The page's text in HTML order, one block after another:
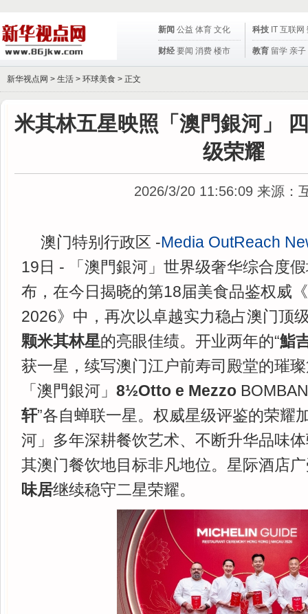
新闻 公益 体育 文化
财经 要闻 消费 楼市
科技 IT 互联网
教育 留学 亲子
新华视点网 > 生活 > 环球美食 > 正文
米其林五星映照「澳門銀河」
级荣耀
2026/3/20 11:56:09 来源：
澳门特别行政区 -Media OutReach
19日 - 「澳門銀河」世界级奢华综合度
布，在今日揭晓的第18届美食品鉴权威
2026》中，再次以卓越实力稳占澳门顶
颗米其林星的亮眼佳绩。开业两年的“鮨
获一星，续写澳门江户前寿司殿堂的璀
「澳門銀河」 8½Otto e Mezzo
轩”各自蝉联一星。权威星级评鉴的荣耀
河」多年深耕餐饮艺术、不断升华品味
其澳门餐饮地目标非凡地位。星际酒店
味居继续稳守二星荣耀。